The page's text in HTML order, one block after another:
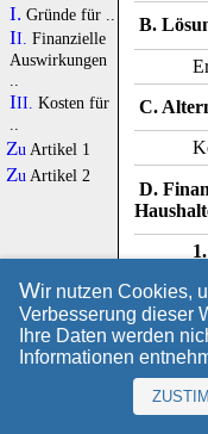
B.
C.
D.
1.
2.
I. Gründe für ..
II. Finanzielle
Auswirkungen
III. Kosten für
Zu Artikel 1
Zu Artikel 2
Wir nutzen Cookies,
Verbesserung dieser
Ihre Daten werden
Informationen